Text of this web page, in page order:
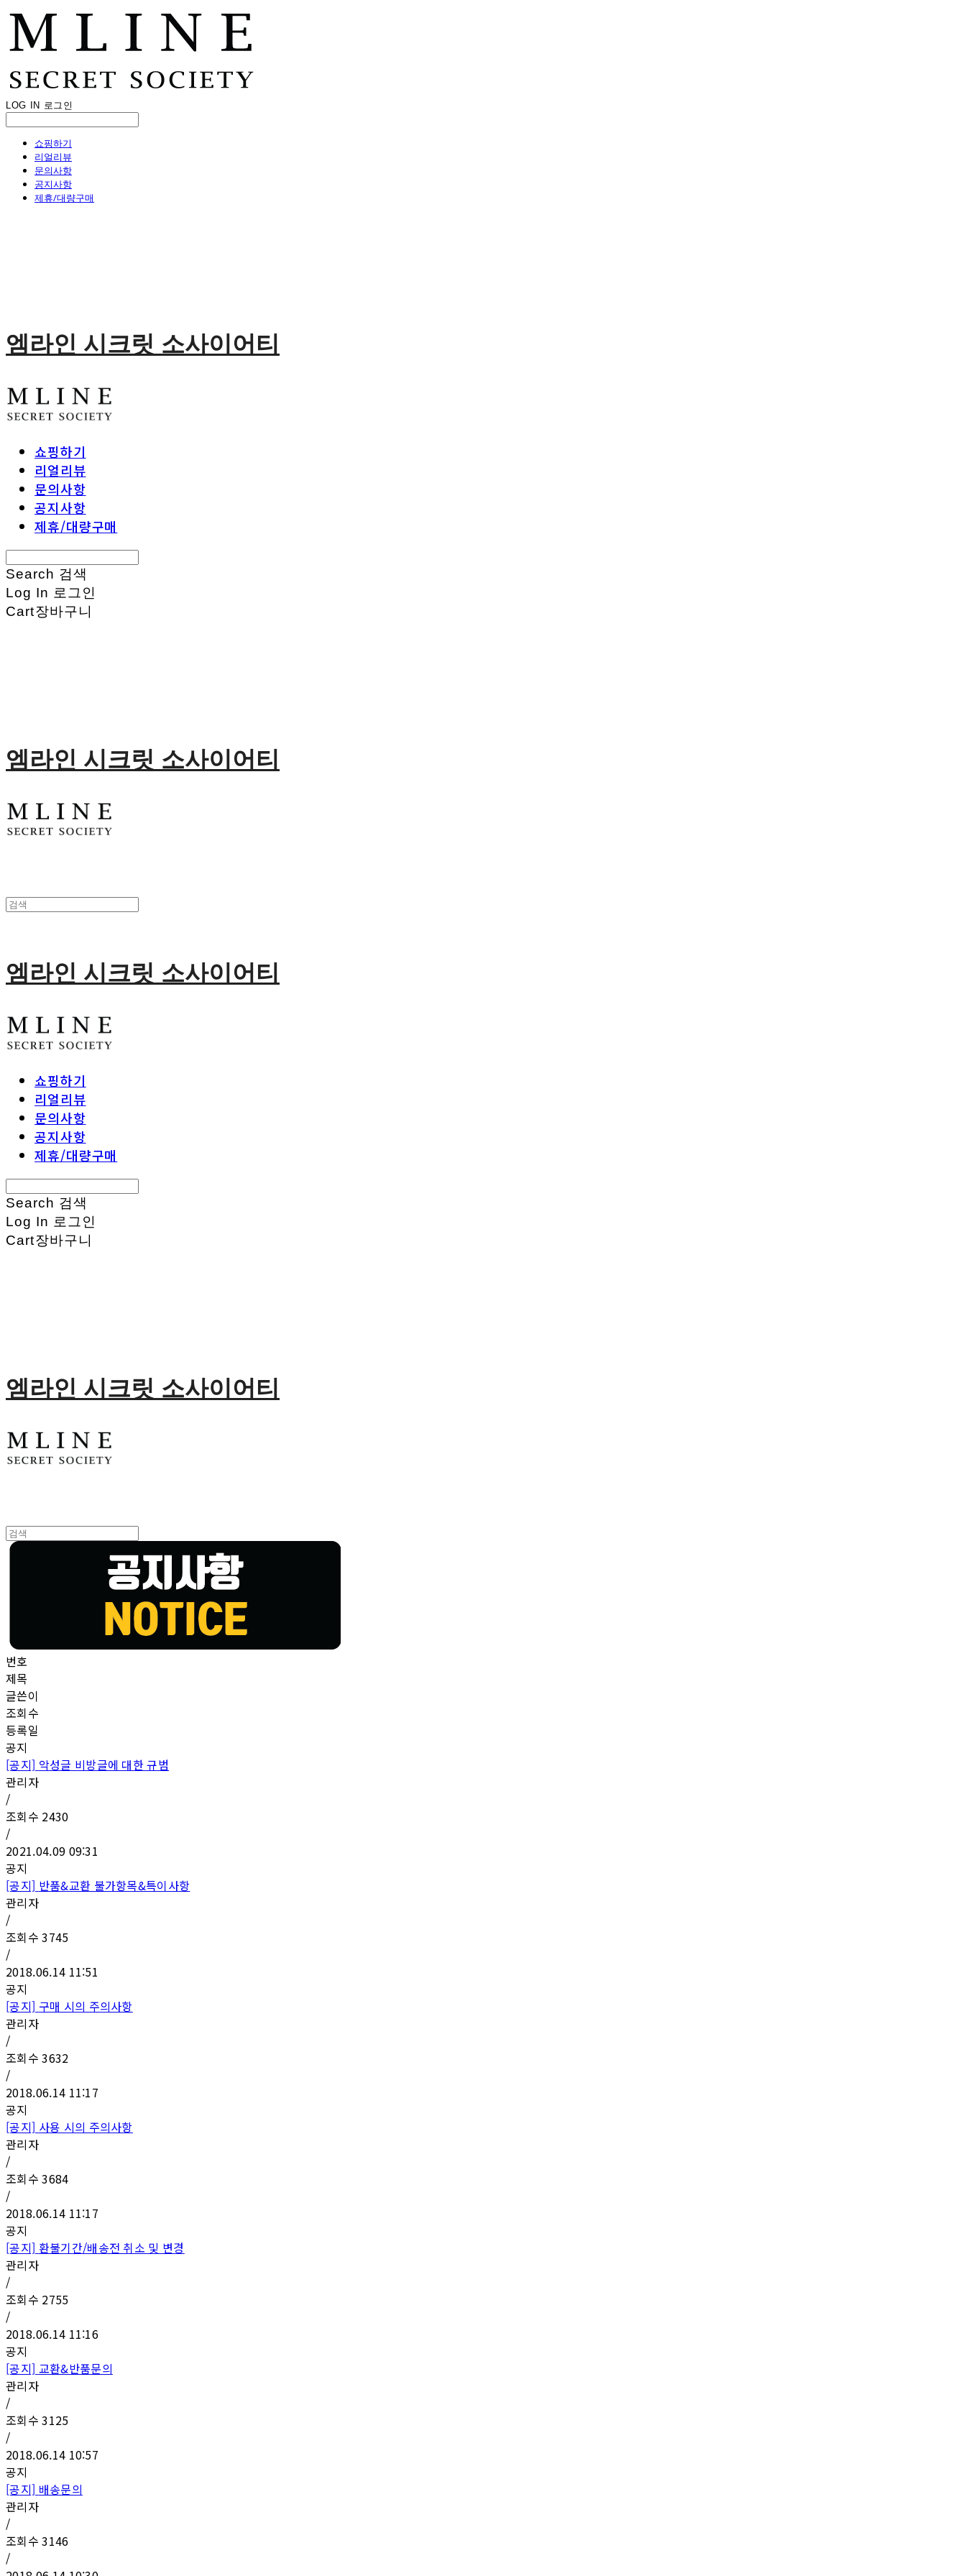
LOG IN 로그인
쇼핑하기
리얼리뷰
문의사항
공지사항
제휴/대량구매
엠라인 시크릿 소사이어티
쇼핑하기
리얼리뷰
문의사항
공지사항
제휴/대량구매
Search 검색
Log In 로그인
Cart장바구니
엠라인 시크릿 소사이어티
엠라인 시크릿 소사이어티
쇼핑하기
리얼리뷰
문의사항
공지사항
제휴/대량구매
Search 검색
Log In 로그인
Cart장바구니
엠라인 시크릿 소사이어티
번호
제목
글쓴이
조회수
등록일
공지
[공지] 악성글 비방글에 대한 규범
관리자
/
조회수 2430
/
2021.04.09 09:31
공지
[공지] 반품&교환 불가항목&특이사항
관리자
/
조회수3745
/
2018.06.14 11:51
공지
[공지] 구매 시의 주의사항
관리자
/
조회수3632
/
2018.06.14 11:17
공지
[공지] 사용 시의 주의사항
관리자
/
조회수3684
/
2018.06.14 11:17
공지
[공지] 환불기간/배송전 취소 및 변경
관리자
/
조회수 2755
/
2018.06.14 11:16
공지
[공지] 교환&반품문의
관리자
/
조회수3125
/
2018.06.14 10:57
공지
[공지] 배송문의
관리자
/
조회수3146
/